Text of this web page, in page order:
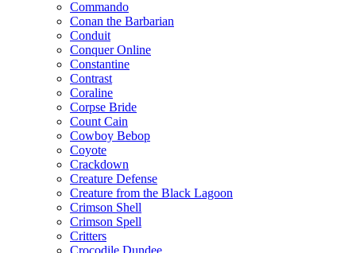
Commando
Conan the Barbarian
Conduit
Conquer Online
Constantine
Contrast
Coraline
Corpse Bride
Count Cain
Cowboy Bebop
Coyote
Crackdown
Creature Defense
Creature from the Black Lagoon
Crimson Shell
Crimson Spell
Critters